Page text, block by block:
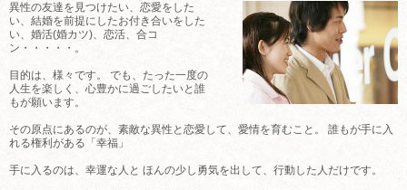
異性の友達を見つけたい、恋愛をした
い、結婚を前提にしたお付き合いをした
い、婚活(婚カツ)、恋活、合コ
ン・・・・・。
目的は、様々です。 でも、たった一度の
人生を楽しく、心豊かに過ごしたいと誰
もが願います。
その原点にあるのが、素敵な異性と恋愛して、愛情を育むこと。 誰もが手に入
れる権利がある「幸福」
手に入るのは、幸運な人と ほんの少し勇気を出して、行動した人だけです。